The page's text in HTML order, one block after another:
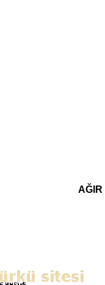
AĞIR